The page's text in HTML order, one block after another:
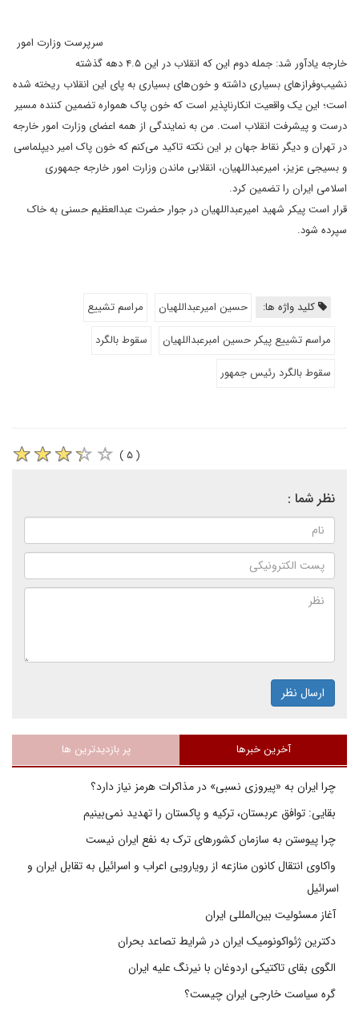
سرپرست وزارت امور
خارجه یادآور شد: جمله دوم این که انقلاب در این ۴.۵ دهه گذشته
نشیب‌وفراز‌های بسیاری داشته و خون‌های بسیاری به پای این انقلاب ریخته شده
است؛ این یک واقعیت انکارناپذیر است که خون پاک همواره تضمین کننده مسیر
درست و پیشرفت انقلاب است. من به نمایندگی از همه اعضای وزارت امور خارجه
در تهران و دیگر نقاط جهان بر این نکته تاکید می‌کنم که خون پاک امیر دیپلماسی
و بسیجی عزیز، امیرعبداللهیان، انقلابی ماندن وزارت امور خارجه جمهوری
اسلامی ایران را تضمین کرد.
قرار است پیکر شهید امیرعبداللهیان در جوار حضرت عبدالعظیم حسنی به خاک
سپرده شود.
کلید واژه ها: حسین امیرعبداللهیان
مراسم تشییع
مراسم تشییع پیکر حسین امبرعبداللهیان
سقوط بالگرد
سقوط بالگرد رئیس جمهور
( ۵ )
نظر شما :
ارسال نظر
آخرین خبرها پر بازدیدترین ها
چرا ایران به «پیروزی نسبی» در مذاکرات هرمز نیاز دارد؟
بقایی: توافق عربستان، ترکیه و پاکستان را تهدید نمی‌بینیم
چرا پیوستن به سازمان کشورهای ترک به نفع ایران نیست
واکاوی انتقال کانون منازعه از رویارویی اعراب و اسرائیل به تقابل ایران و
اسرائیل
آغاز مسئولیت بین‌المللی ایران
دکترین ژئواکونومیک ایران در شرایط تصاعد بحران
الگوی بقای تاکتیکی اردوغان با نیرنگ علیه ایران
گره سیاست خارجی ایران چیست؟